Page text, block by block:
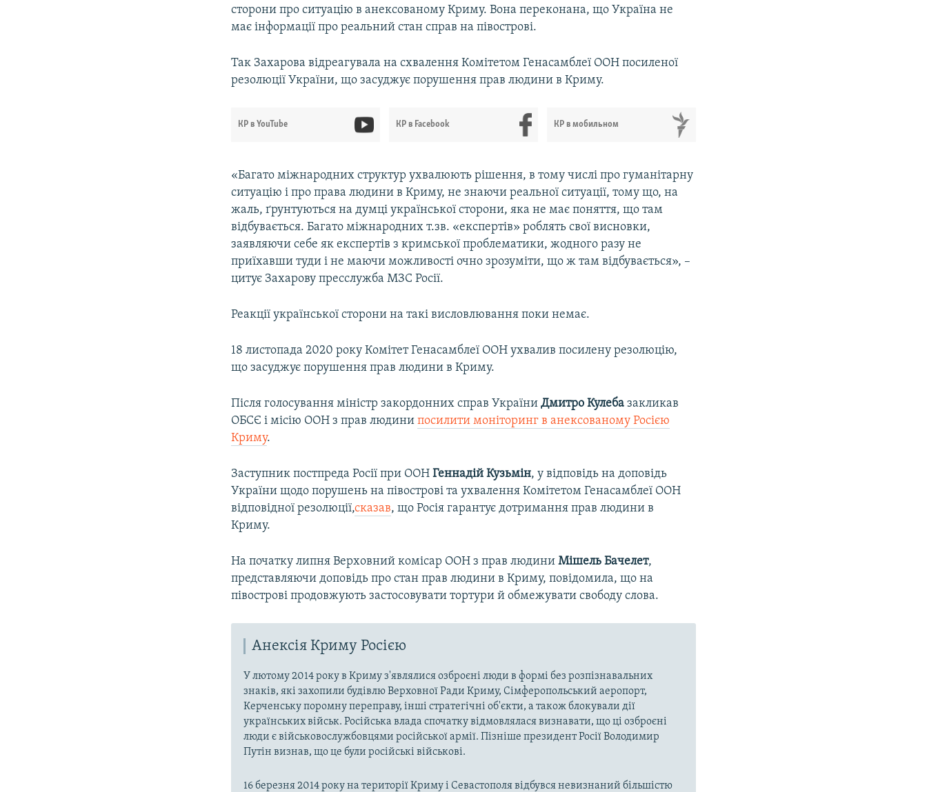
сторони про ситуацію в анексованому Криму. Вона переконана, що Україна не
має інформації про реальний стан справ на півострові.
Так Захарова відреагувала на схвалення Комітетом Генасамблеї ООН посиленої
резолюції України, що засуджує порушення прав людини в Криму.
КР в YouTube КР в Facebook КР в мобильном
«Багато міжнародних структур ухвалюють рішення, в тому числі про гуманітарну
ситуацію і про права людини в Криму, не знаючи реальної ситуації, тому що, на
жаль, ґрунтуються на думці української сторони, яка не має поняття, що там
відбувається. Багато міжнародних т.зв. «експертів» роблять свої висновки,
заявляючи себе як експертів з кримської проблематики, жодного разу не
приїхавши туди і не маючи можливості очно зрозуміти, що ж там відбувається», –
цитує Захарову пресслужба МЗС Росії.
Реакції української сторони на такі висловлювання поки немає.
18 листопада 2020 року Комітет Генасамблеї ООН ухвалив посилену резолюцію,
що засуджує порушення прав людини в Криму.
Після голосування міністр закордонних справ УкраїниДмитро Кулеба закликав
ОБСЄ і місію ООН з прав людинипосилити моніторинг в анексованому Росією
Криму.
Заступник постпреда Росії при ООНГеннадій Кузьмін, у відповідь на доповідь
України щодо порушень на півострові та ухвалення Комітетом Генасамблеї ООН
відповідної резолюції,сказав, що Росія гарантує дотримання прав людини в
Криму.
На початку липня Верховний комісар ООН з прав людиниМішель Бачелет,
представляючи доповідь про стан прав людини в Криму, повідомила, що на
півострові продовжують застосовувати тортури й обмежувати свободу слова.
Анексія Криму Росією
У лютому 2014 року в Криму з'являлися озброєні люди в формі без розпізнавальних
знаків, які захопили будівлю Верховної Ради Криму, Сімферопольський аеропорт,
Керченську поромну переправу, інші стратегічні об'єкти, а також блокували дії
українських військ. Російська влада спочатку відмовлялася визнавати, що ці озброєні
люди є військовослужбовцями російської армії. Пізніше президент Росії Володимир
Путін визнав, що це були російські військові.
16 березня 2014 року на території Криму і Севастополя відбувся невизнаний більшістю